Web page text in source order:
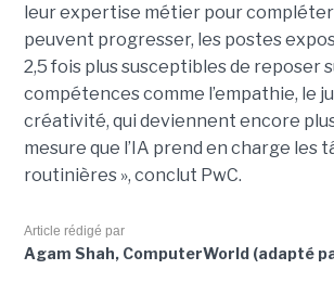
leur expertise métier pour compléter
peuvent progresser, les postes
2,5 fois plus susceptibles de reposer
compétences comme l’empathie, le
créativité, qui deviennent encore
mesure que l’IA prend en charge les
routinières », conclut PwC.
Article rédigé par
Agam Shah, ComputerWorld (adapté